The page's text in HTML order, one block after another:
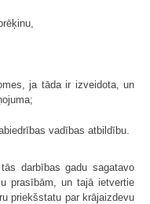
ja tāda ir izveidota, un
vadības atbildību.
darbības gadu sagatavo
prasībām, un tajā ietvertie
priekšstatu par krājaizdevu